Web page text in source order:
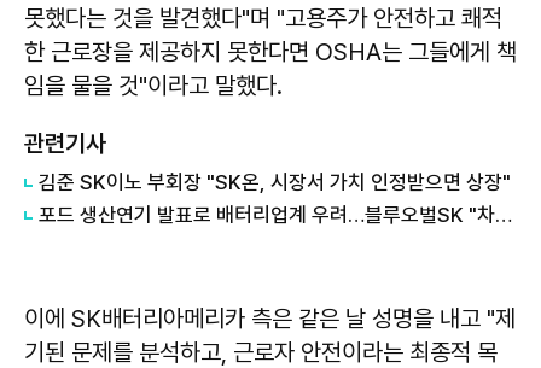
못했다는 것을 발견했다"며 "고용주가 안전하고 쾌적
한 근로장을 제공하지 못한다면 OSHA는 그들에게 책
임을 물을 것"이라고 말했다.
관련기사
김준 SK이노 부회장 "SK온, 시장서 가치 인정받으면 상장"
포드 생산연기 발표로 배터리업계 우려…블루오벌SK "차질 없어"
이에 SK배터리아메리카 측은 같은 날 성명을 내고 "제
기된 문제를 분석하고, 근로자 안전이라는 최종적 목